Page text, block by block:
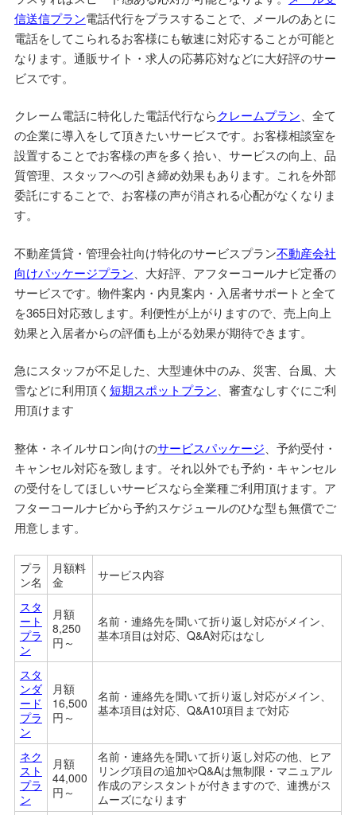
信送信プラン電話代行をプラスすることで、メールのあとに
電話をしてこられるお客様にも敏速に対応することが可能と
なります。通販サイト・求人の応募応対などに大好評のサー
ビスです。
クレーム電話に特化した電話代行ならクレームプラン、全て
の企業に導入をして頂きたいサービスです。お客様相談室を
設置することでお客様の声を多く拾い、サービスの向上、品
質管理、スタッフへの引き締め効果もあります。これを外部
委託にすることで、お客様の声が消される心配がなくなりま
す。
不動産賃貸・管理会社向け特化のサービスプラン不動産会社
向けパッケージプラン 、大好評、アフターコールナビ定番の
サービスです。物件案内・内見案内・入居者サポートと全て
を365日対応致します。利便性が上がりますので、売上向上
効果と入居者からの評価も上がる効果が期待できます。
急にスタッフが不足した、大型連休中のみ、災害、台風、大
雪などに利用頂く 短期スポットプラン、審査なしすぐにご利
用頂けます
整体・ネイルサロン向けのサービスパッケージ 、予約受付・
キャンセル対応を致します。それ以外でも予約・キャンセル
の受付をしてほしいサービスなら全業種ご利用頂けます。ア
フターコールナビから予約スケジュールのひな型も無償でご
用意します。
プラ
ン名
月額料
金
サービス内容
スタ
ート
プラ
ン
月額
8,250
円～
名前・連絡先を聞いて折り返し対応がメイン、
基本項目は対応、Q&A対応はなし
スタ
ンダ
ード
プラ
ン
月額
16,500
円～
名前・連絡先を聞いて折り返し対応がメイン、
基本項目は対応、Q&A10項目まで対応
ネク
スト
プラ
ン
月額
44,000
円～
名前・連絡先を聞いて折り返し対応の他、ヒア
リング項目の追加やQ&Aは無制限・マニュアル
作成のアシスタントが付きますので、連携がス
ムーズになります